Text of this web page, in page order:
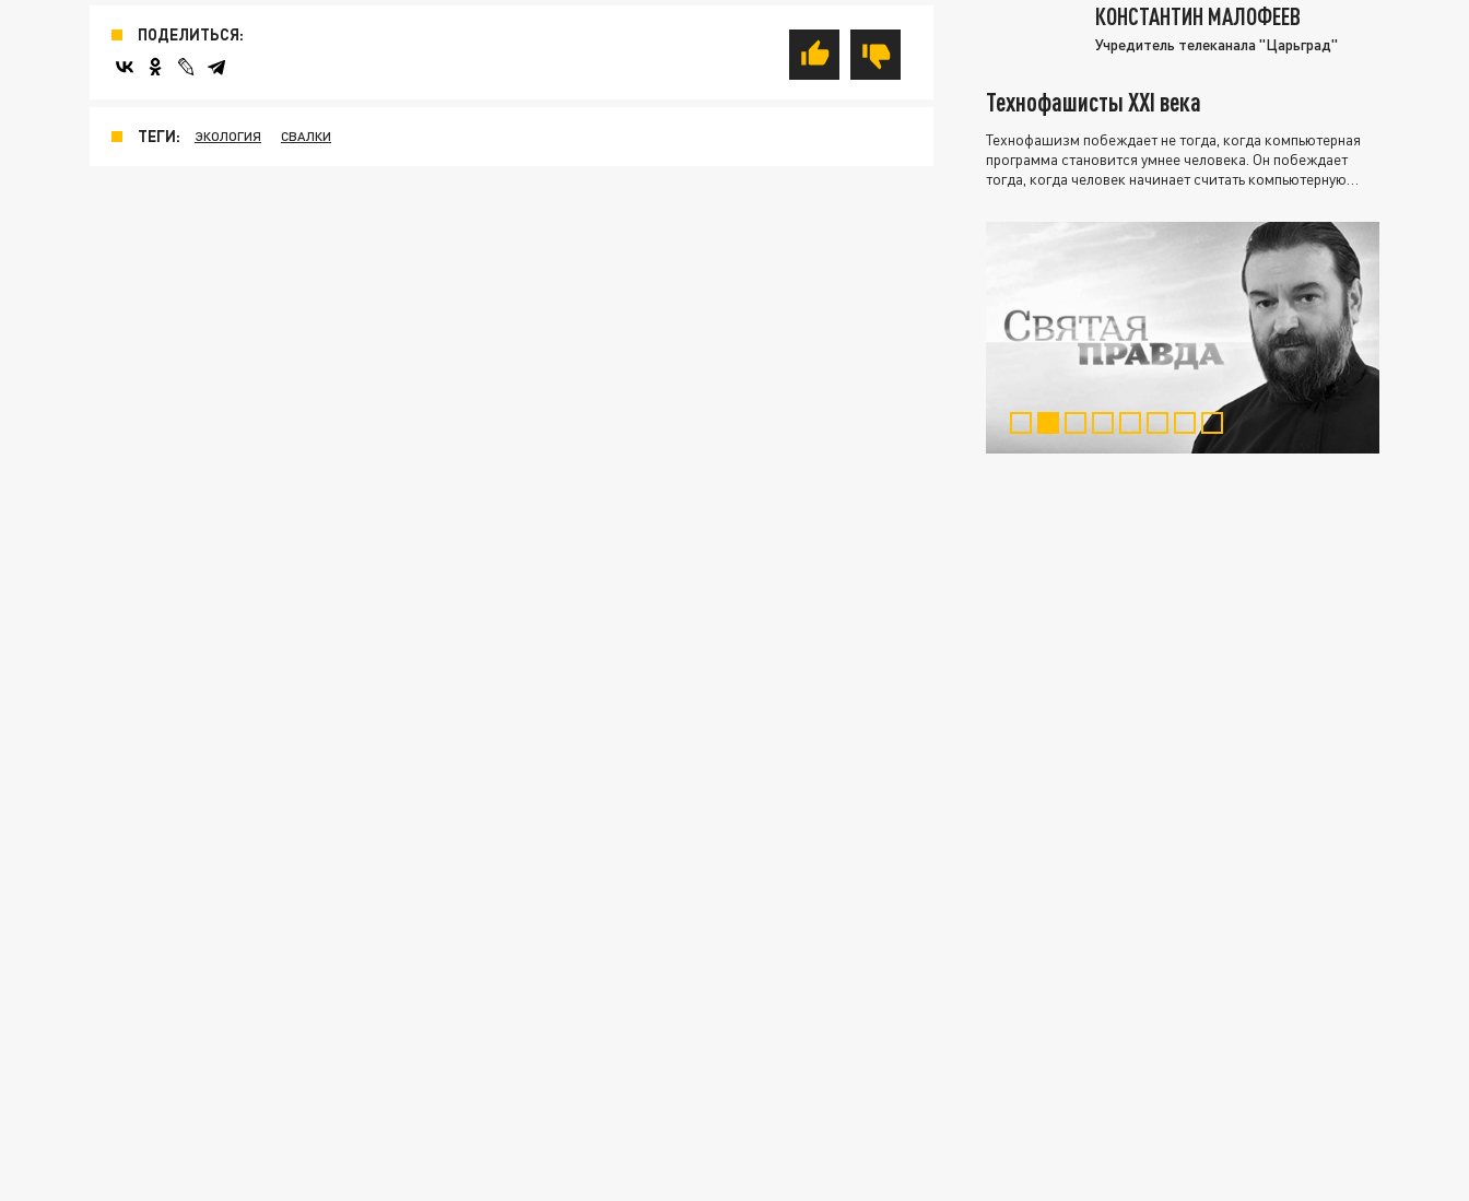
ПОДЕЛИТЬСЯ:
ТЕГИ: ЭКОЛОГИЯ СВАЛКИ
КОНСТАНТИН МАЛОФЕЕВ
Учредитель телеканала "Царьград"
Технофашисты XXI века
Технофашизм побеждает не тогда, когда компьютерная
программа становится умнее человека. Он побеждает
тогда, когда человек начинает считать компьютерную